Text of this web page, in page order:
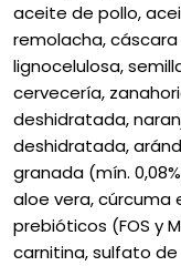
aceite de pollo,
remolacha,
lignocelulosa,
cervecería,
deshidratada,
deshidratada,
granada (mín.
aloe vera, cúrcuma
prebióticos (FOS y
carnitina, sulfato